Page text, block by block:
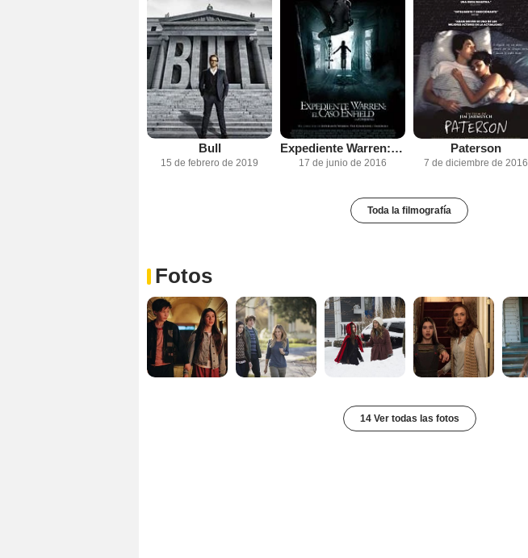
Bull
15 de febrero de 2019
Expediente Warren: El caso Enfield
17 de junio de 2016
Paterson
7 de diciembre de 2016
Toda la filmografía
Fotos
14 Ver todas las fotos